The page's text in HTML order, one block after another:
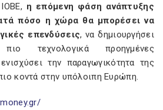
η επόμενη φάση ανάπτυξης
πόσο η χώρα θα μπορέσει να
επενδύσεις, να δημιουργήσει
τεχνολογικά προηγμένες
την παραγωγικότητα της
κοντά στην υπόλοιπη Ευρώπη.